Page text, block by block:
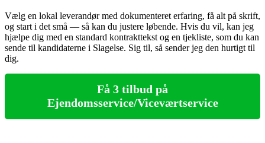
Vælg en lokal leverandør med dokumenteret erfaring, få alt på skrift,
og start i det små — så kan du justere løbende. Hvis du vil, kan jeg
hjælpe dig med en standard kontrakttekst og en tjekliste, som du kan
sende til kandidaterne i Slagelse. Sig til, så sender jeg den hurtigt til
dig.
Få 3 tilbud på
Ejendomsservice/Viceværtservice